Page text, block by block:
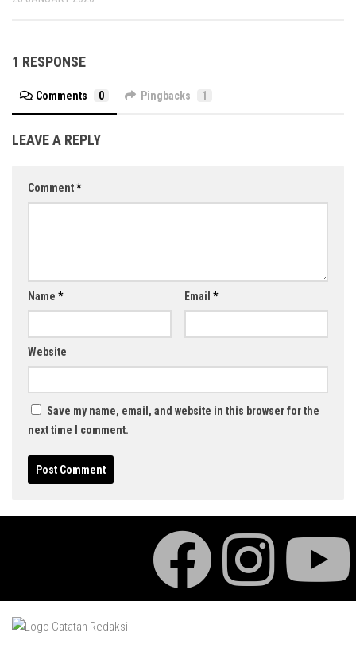
1 RESPONSE
Comments 0 Pingbacks 1
LEAVE A REPLY
Comment*
Name * Email *
Website
Save my name, email, and website in this browser for the
next time I comment.